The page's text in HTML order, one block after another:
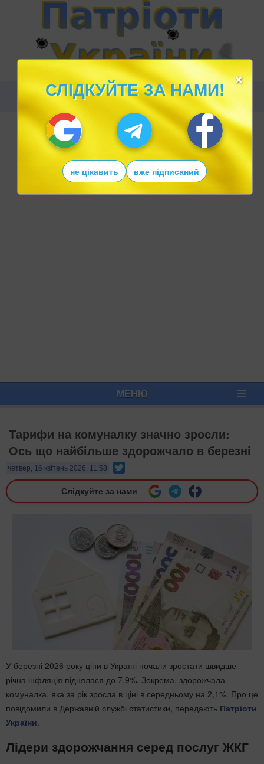
МЕНЮ
Тарифи на комуналку значно зросли:
Ось що найбільше здорожчало в березні
четвер, 16 квітень 2026, 11:58
Слідкуйте за нами
У березні 2026 року ціни в Україні почали зростати швидше —
річна інфляція піднялася до 7,9%. Зокрема, здорожчала
комуналка, яка за рік зросла в ціні в середньому на 2,1%. Про це
повідомили в Державній службі статистики, передають Патріоти
України
Лідери здорожчання серед послуг ЖКГ
×
СЛІДКУЙТЕ ЗА НАМИ!
не цікавить вже підписаний